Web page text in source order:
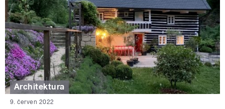
Architektura
9. červen 2022